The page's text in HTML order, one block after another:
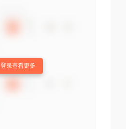
登录查看更多